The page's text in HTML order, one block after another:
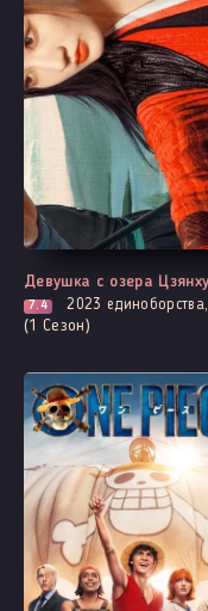
Все серии
Девушка с озера Цзянху
7.4 2023 единоборства, комедия,
(1 Сезон)